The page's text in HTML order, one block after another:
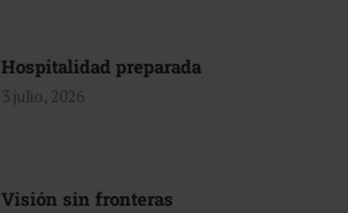
Hospitalidad preparada
3 julio, 2026
Visión sin fronteras